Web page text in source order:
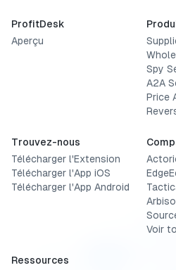
ProfitDesk
Aperçu
Spy
A2A
Price
Trouvez-nous
Télécharger l'Extension
Télécharger l'App iOS
Télécharger l'App Android
Voir
Ressources